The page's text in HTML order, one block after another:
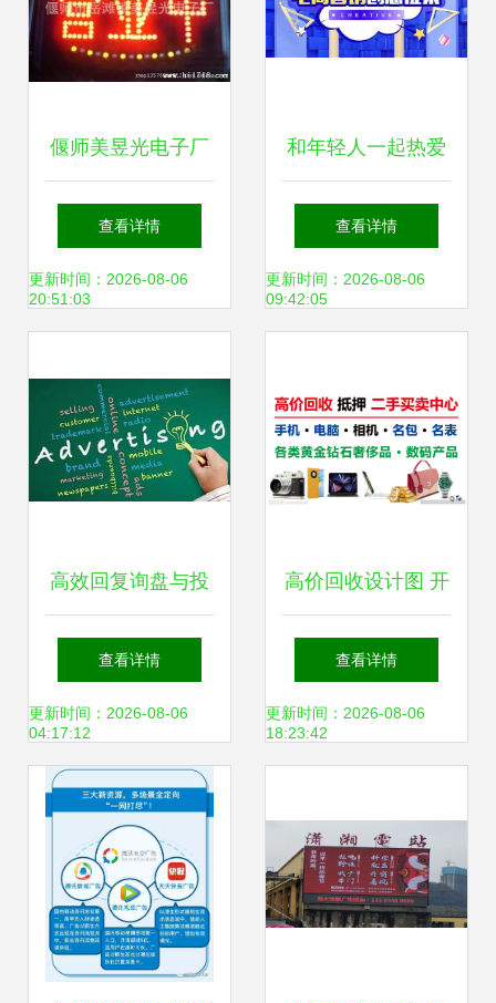
偃师美昱光电子厂
高清细节揭秘单
色、双色与全彩
品质
查看详情
更新时间：2026-08-06
20:51:03
和年轻人一起热爱
的京东校园，划开
了电商营销共创时
查看详情
更新时间：2026-08-06
09:42:05
高效回复询盘与投
放各类广告的技巧
指南
查看详情
更新时间：2026-08-06
04:17:12
高价回收设计图 开
启你的创意变现之
旅
查看详情
更新时间：2026-08-06
18:23:42